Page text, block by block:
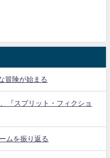
冒険が始まる
『スプリット・フィクショ
ムを振り返る